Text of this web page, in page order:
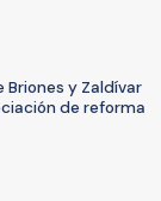
Briones y Zaldívar
de reforma